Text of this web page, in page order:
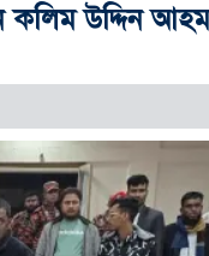
কলিম উদ্দিন